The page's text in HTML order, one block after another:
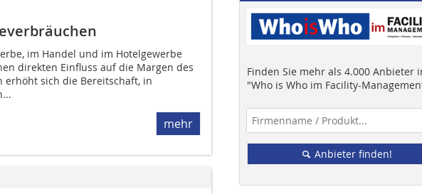
im Handel und im Hotelgewerbe
direkten Einfluss auf die Margen des
erhöht sich die Bereitschaft, in
mehr
Finden Sie mehr als 4.000 Anbieter
"Who is Who im Facility-
Anbieter finden!